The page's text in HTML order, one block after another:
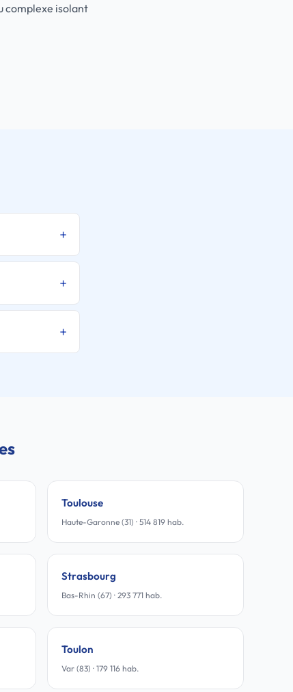
complexe isolant
Toulouse
Haute-Garonne (31) · 514 819 hab.
Strasbourg
Bas-Rhin (67) · 293 771 hab.
Toulon
Var (83) · 179 116 hab.